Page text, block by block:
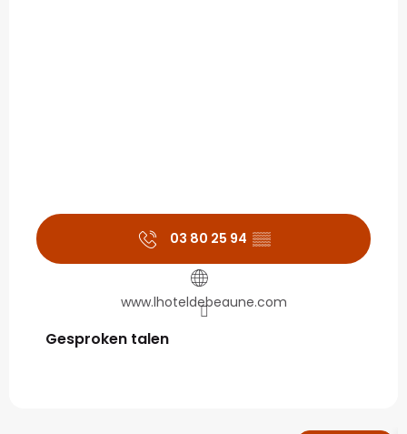
03 80 25 94 ▒▒
www.lhoteldebeaune.com
Gesproken talen
Gesproken talen